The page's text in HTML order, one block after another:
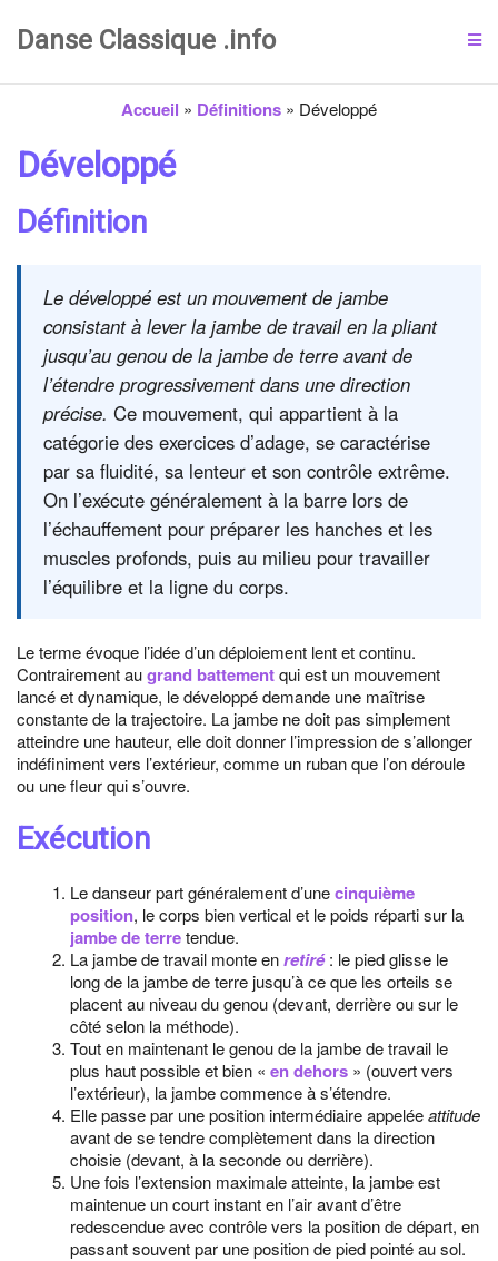
Danse Classique .info
Accueil » Définitions » Développé
Développé
Définition
Le développé est un mouvement de jambe
consistant à lever la jambe de travail en la pliant
jusqu’au genou de la jambe de terre avant de
l’étendre progressivement dans une direction
précise. Ce mouvement, qui appartient à la
catégorie des exercices d’adage, se caractérise
par sa fluidité, sa lenteur et son contrôle extrême.
On l’exécute généralement à la barre lors de
l’échauffement pour préparer les hanches et les
muscles profonds, puis au milieu pour travailler
l’équilibre et la ligne du corps.
Le terme évoque l’idée d’un déploiement lent et continu.
Contrairement augrand battementqui est un mouvement
lancé et dynamique, le développé demande une maîtrise
constante de la trajectoire. La jambe ne doit pas simplement
atteindre une hauteur, elle doit donner l’impression de s’allonger
indéfiniment vers l’extérieur, comme un ruban que l’on déroule
ou une fleur qui s’ouvre.
Exécution
Le danseur part généralement d’unecinquième
position, le corps bien vertical et le poids réparti sur la
jambe de terretendue.
La jambe de travail monte enretiré: le pied glisse le
long de la jambe de terre jusqu’à ce que les orteils se
placent au niveau du genou (devant, derrière ou sur le
côté selon la méthode).
Tout en maintenant le genou de la jambe de travail le
plus haut possible et bien « en dehors » (ouvert vers
l’extérieur), la jambe commence à s’étendre.
Elle passe par une position intermédiaire appeléeattitude
avant de se tendre complètement dans la direction
choisie (devant, à la seconde ou derrière).
Une fois l’extension maximale atteinte, la jambe est
maintenue un court instant en l’air avant d’être
redescendue avec contrôle vers la position de départ, en
passant souvent par une position de pied pointé au sol.